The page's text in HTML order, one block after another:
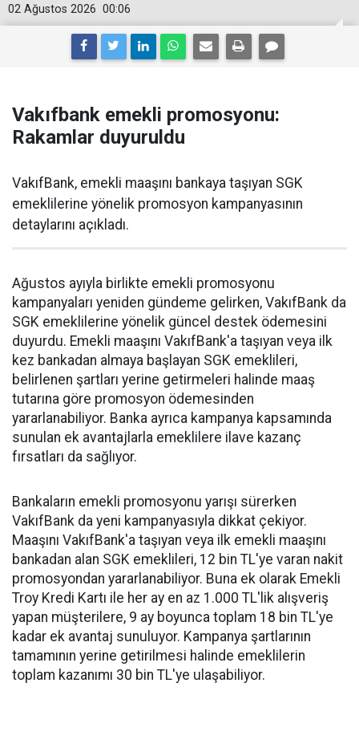
00:06
02 Ağustos 2026
Vakıfbank emekli promosyonu:
Rakamlar duyuruldu
VakıfBank, emekli maaşını bankaya taşıyan SGK
emeklilerine yönelik promosyon kampanyasının
detaylarını açıkladı.
Ağustos ayıyla birlikte emekli promosyonu
kampanyaları yeniden gündeme gelirken, VakıfBank da
SGK emeklilerine yönelik güncel destek ödemesini
duyurdu. Emekli maaşını VakıfBank'a taşıyan veya ilk
kez bankadan almaya başlayan SGK emeklileri,
belirlenen şartları yerine getirmeleri halinde maaş
tutarına göre promosyon ödemesinden
yararlanabiliyor. Banka ayrıca kampanya kapsamında
sunulan ek avantajlarla emeklilere ilave kazanç
fırsatları da sağlıyor.
Bankaların emekli promosyonu yarışı sürerken
VakıfBank da yeni kampanyasıyla dikkat çekiyor.
Maaşını VakıfBank'a taşıyan veya ilk emekli maaşını
bankadan alan SGK emeklileri, 12 bin TL'ye varan nakit
promosyondan yararlanabiliyor. Buna ek olarak Emekli
Troy Kredi Kartı ile her ay en az 1.000 TL'lik alışveriş
yapan müşterilere, 9 ay boyunca toplam 18 bin TL'ye
kadar ek avantaj sunuluyor. Kampanya şartlarının
tamamının yerine getirilmesi halinde emeklilerin
toplam kazanımı 30 bin TL'ye ulaşabiliyor.